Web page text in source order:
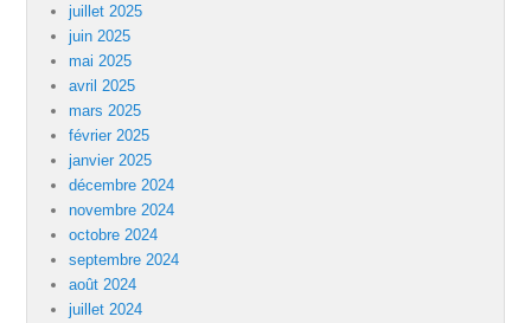
juillet 2025
juin 2025
mai 2025
avril 2025
mars 2025
février 2025
janvier 2025
décembre 2024
novembre 2024
octobre 2024
septembre 2024
août 2024
juillet 2024